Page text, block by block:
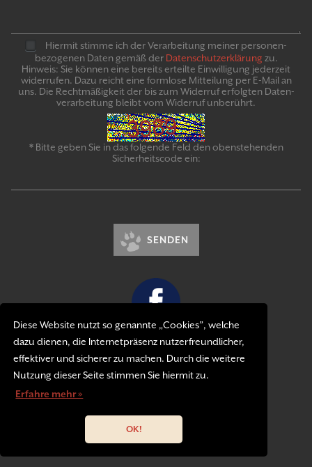
Diese Website nutzt so genannte „Cookies”, welche
dazu dienen, die Internetpräsenz nutzerfreundlicher,
effektiver und sicherer zu machen. Durch die weitere
Nutzung dieser Seite stimmen Sie hiermit zu.
Erfahre mehr »
OK!
Hiermit stimme ich der Verarbeitung meiner personen­
bezogenen Daten gemäß der Daten­schutz­er­klär­ung zu.
Hinweis: Sie können eine bereits erteilte Ein­willigung jeder­zeit
widerrufen. Dazu reicht eine formlose Mitteilung per E-Mail an
uns. Die Recht­mäßigkeit der bis zum Widerruf erfolgten Daten­
verarbeitung bleibt vom Wider­ruf un­be­rührt.
* Bitte geben Sie in das folgende Feld den obenstehenden
Sicherheitscode ein:
SENDEN
Impressum
Datenschutzerklärung